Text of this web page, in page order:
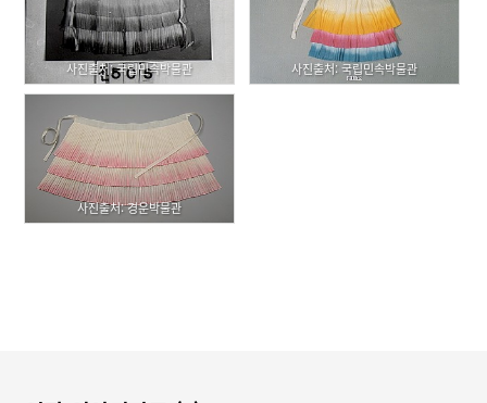
사진출처: 국립민속박물관 사진출처: 국립민속박물관
사진출처: 경운박물관